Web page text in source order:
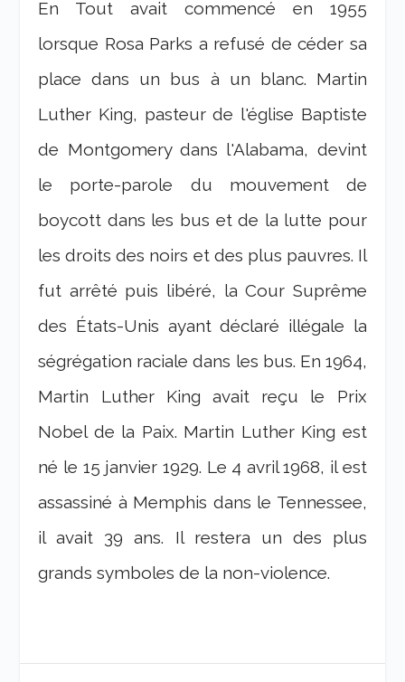
En Tout avait commencé en 1955
lorsque Rosa Parks a refusé de céder sa
place dans un bus à un blanc. Martin
Luther King, pasteur de l'église Baptiste
de Montgomery dans l'Alabama, devint
le porte-parole du mouvement de
boycott dans les bus et de la lutte pour
les droits des noirs et des plus pauvres. Il
fut arrêté puis libéré, la Cour Suprême
des États-Unis ayant déclaré illégale la
ségrégation raciale dans les bus. En 1964,
Martin Luther King avait reçu le Prix
Nobel de la Paix. Martin Luther King est
né le 15 janvier 1929. Le 4 avril 1968, il est
assassiné à Memphis dans le Tennessee,
il avait 39 ans. Il restera un des plus
grands symboles de la non-violence.